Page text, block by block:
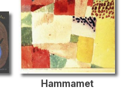
Hammamet